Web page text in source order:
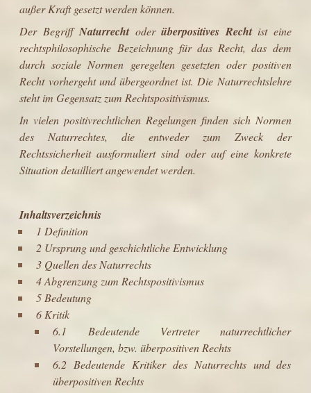
außer Kraft gesetzt werden können.
Der BegriffNaturrechtoderüberpositives Rechtist eine
rechtsphilosophische Bezeichnung für das Recht, das dem
durchsoziale Normen geregelten gesetzten oder positiven
Rechtvorhergeht und übergeordnet ist. Die Naturrechtslehre
steht im Gegensatz zum Rechtspositivismus.
In vielen positivrechtlichen Regelungen finden sich Normen
des Naturrechtes, die entweder zum Zweck der
Rechtssicherheitausformuliert sind oder auf eine konkrete
Situation detailliert angewendet werden.
Inhaltsverzeichnis
1 Definition
2 Ursprung und geschichtliche Entwicklung
3 Quellen des Naturrechts
4 Abgrenzung zum Rechtspositivismus
5 Bedeutung
6 Kritik
6.1 Bedeutende Vertreter naturrechtlicher
Vorstellungen, bzw. überpositiven Rechts
6.2 Bedeutende Kritiker des Naturrechts und des
überpositiven Rechts